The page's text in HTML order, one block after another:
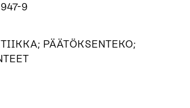
9
PÄÄTÖKSENTEKO;